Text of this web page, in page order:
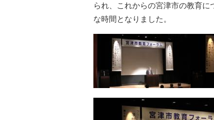
られ、これからの宮津市の教育
な時間となりました。